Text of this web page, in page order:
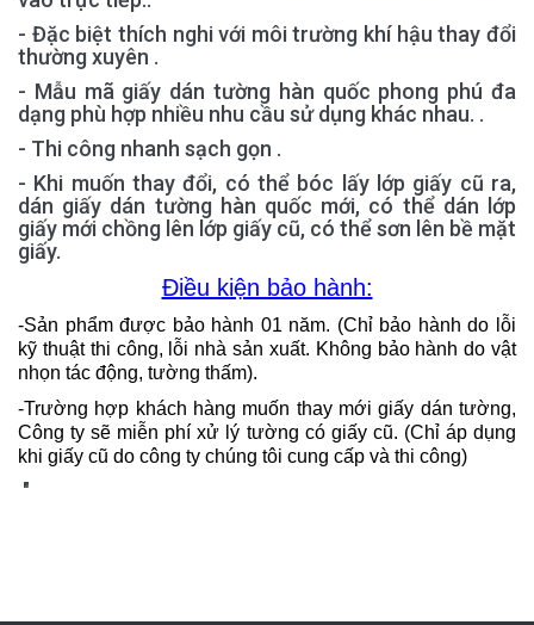
- Đặc biệt thích nghi với môi trường khí hậu thay đổi
thường xuyên .
- Mẫu mã giấy dán tường hàn quốc phong phú đa
dạng phù hợp nhiều nhu cầu sử dụng khác nhau. .
- Thi công nhanh sạch gọn .
- Khi muốn thay đổi, có thể bóc lấy lớp giấy cũ ra,
dán giấy dán tường hàn quốc mới, có thể dán lớp
giấy mới chồng lên lớp giấy cũ, có thể sơn lên bề mặt
giấy.
Điều kiện bảo hành:
-Sản phẩm được bảo hành 01 năm. (Chỉ bảo hành do lỗi
kỹ thuật thi công, lỗi nhà sản xuất. Không bảo hành do vật
nhọn tác động, tường thấm).
-Trường hợp khách hàng muốn thay mới giấy dán tường,
Công ty sẽ miễn phí xử lý tường có giấy cũ. (Chỉ áp dụng
khi giấy cũ do công ty chúng tôi cung cấp và thi công)
"